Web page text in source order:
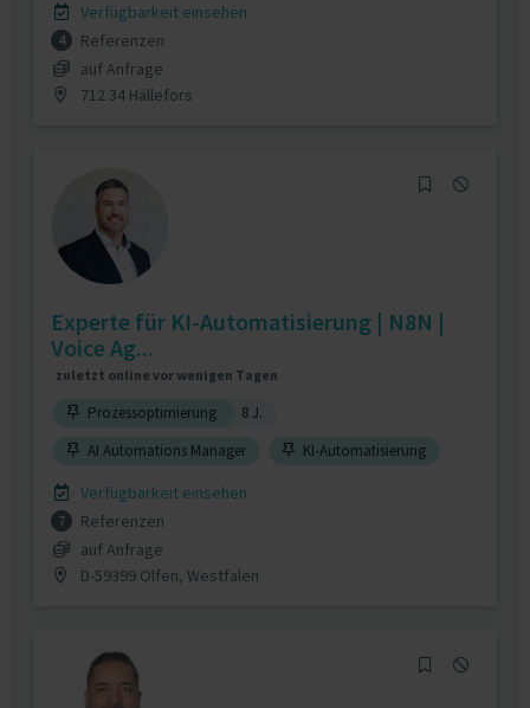
Verfügbarkeit einsehen
4
Referenzen
auf Anfrage
712 34 Hällefors
Experte für KI-Automatisierung | N8N |
Voice Ag...
zuletzt online vor wenigen Tagen
Prozessoptimierung
8 J.
AI Automations Manager
KI-Automatisierung
Verfügbarkeit einsehen
7
Referenzen
auf Anfrage
D-59399 Olfen, Westfalen